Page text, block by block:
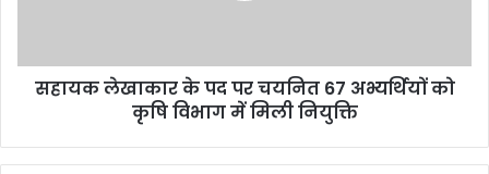
सहायक लेखाकार के पद पर चयनित 67 अभ्यर्थियों को
कृषि विभाग में मिली नियुक्ति